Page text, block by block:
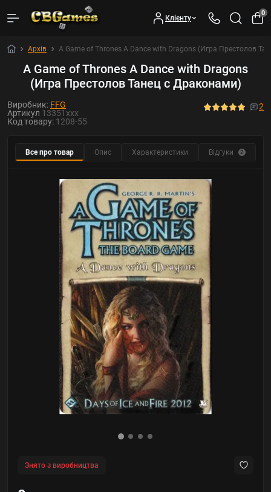
Клієнту
0
Архів A Game of Thrones A Dance with Dragons (Игра Престолов
A Game of Thrones A Dance with Dragons
(Игра Престолов Танец с Драконами)
Виробник: FFG
Артикул 13351xxx
Код товару: 1208-55
2
Все про товар Опис Характеристики Відгуки 2
Знято з виробництва